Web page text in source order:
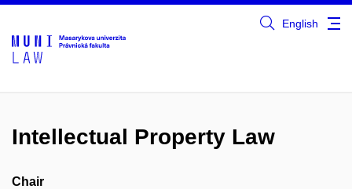
English
Intellectual Property Law
Chair